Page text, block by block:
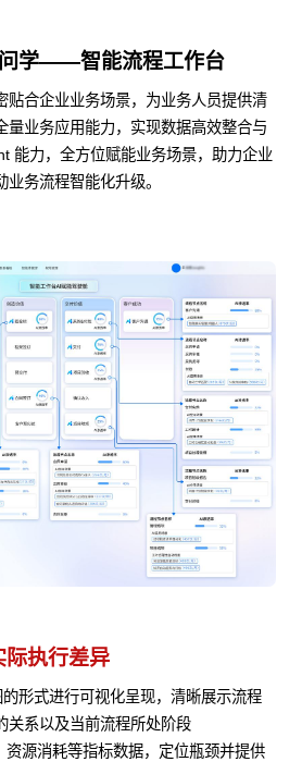
学——智能流程工作台
贴合企业业务场景，为业务人员提供清
量业务应用能力，实现数据高效整合与
能力，全方位赋能业务场景，助力企业
务流程智能化升级。
际执行差异
形式进行可视化呈现，清晰展示流程
关系以及当前流程所处阶段
资源消耗等指标数据，定位瓶颈并提供